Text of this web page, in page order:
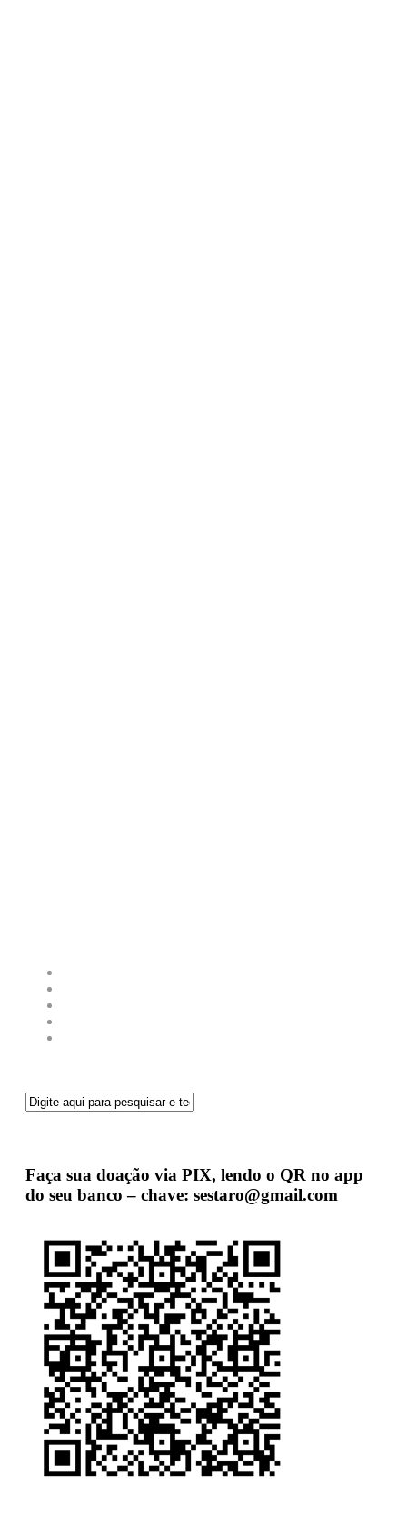
Faça sua doação via PIX, lendo o QR no app
do seu banco – chave: sestaro@gmail.com